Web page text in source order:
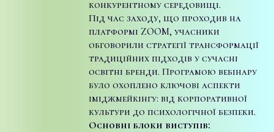
конкурентному середовищі.
Під час заходу, що проходив на
платформі ZOOM, учасники
обговорили стратегії трансформації
традиційних підходів у сучасні
освітні бренди. Програмою вебінару
було охоплено ключові аспекти
іміджмейкінгу: від корпоративної
культури до психологічної безпеки.
Основні блоки виступів: